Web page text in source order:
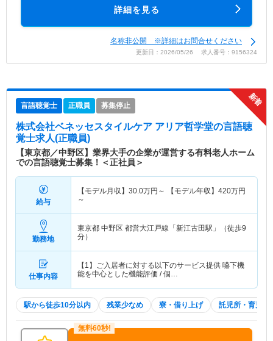
詳細を見る
名称非公開 ※詳細はお問合せください
更新日：2026/05/26 求人番号：9156324
言語聴覚士 正職員 募集停止
株式会社ベネッセスタイルケア アリア哲学堂の言語聴
覚士求人(正職員)
【東京都／中野区】業界大手の企業が運営する有料老人ホーム
での言語聴覚士募集！＜正社員＞
給与
【モデル月収】 30.0万円～ 【モデル年収】 420万円
～
勤務地
東京都 中野区 都営大江戸線「新江古田駅」（徒歩9
分）
仕事内容
【1】ご入居者に対する以下のサービス提供 嚥下機
能を中心とした機能評価 / 個…
駅から徒歩10分以内 残業少なめ 寮・借り上げ 託児所・育児補